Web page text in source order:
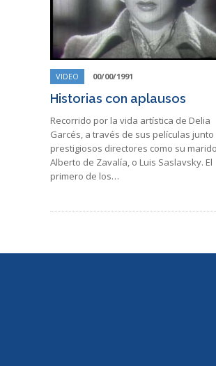
VIDEO 00/00/1991
Historias con aplausos
Recorrido por la vida artística de Delia
Garcés, a través de sus películas junto
prestigiosos directores como su
Alberto de Zavalía, o Luis Saslavsky. El
primero de los…